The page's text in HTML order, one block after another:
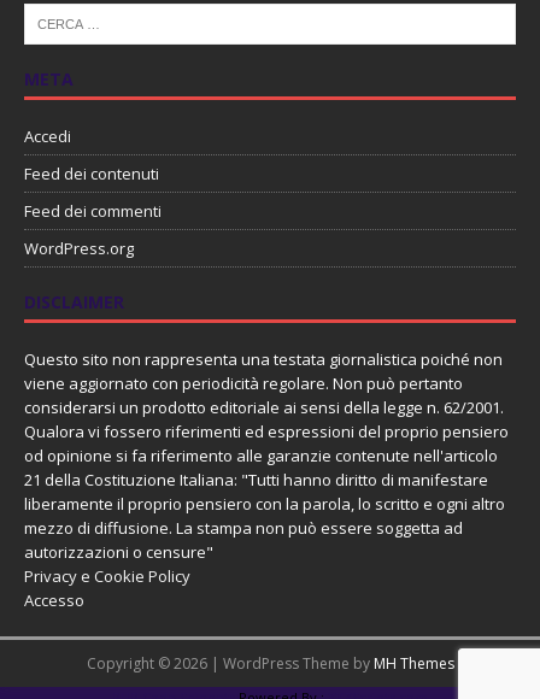
META
Accedi
Feed dei contenuti
Feed dei commenti
WordPress.org
DISCLAIMER
Questo sito non rappresenta una testata giornalistica poiché non
viene aggiornato con periodicità regolare. Non può pertanto
considerarsi un prodotto editoriale ai sensi della legge n. 62/2001.
Qualora vi fossero riferimenti ed espressioni del proprio pensiero
od opinione si fa riferimento alle garanzie contenute nell'articolo
21 della Costituzione Italiana: "Tutti hanno diritto di manifestare
liberamente il proprio pensiero con la parola, lo scritto e ogni altro
mezzo di diffusione. La stampa non può essere soggetta ad
autorizzazioni o censure"
Privacy e Cookie Policy
Accesso
Copyright © 2026 | WordPress Theme by MH Themes